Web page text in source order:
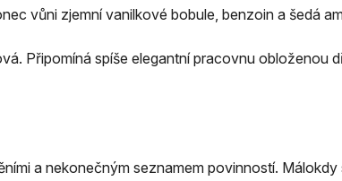
vůni zjemní vanilkové bobule, benzoin a šedá
Připomíná spíše elegantní pracovnu obloženou
a nekonečným seznamem povinností.